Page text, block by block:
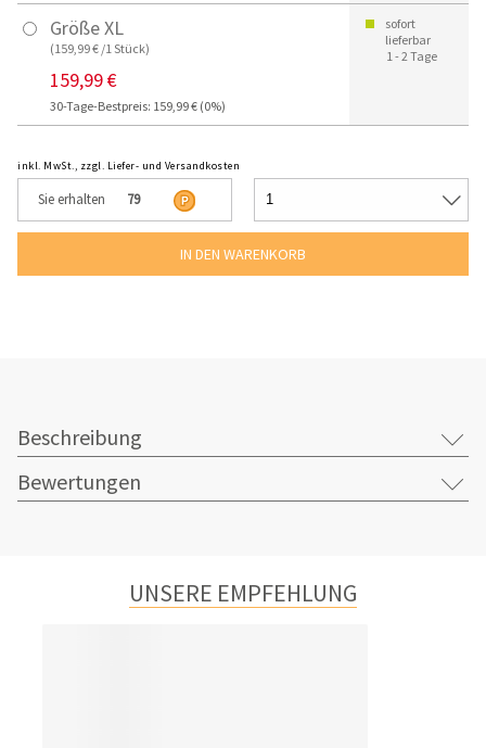
Größe XL
(159,99 € /1 Stück)
159,99 €
30-Tage-Bestpreis: 159,99 € (0%)
sofort
lieferbar
1 - 2 Tage
inkl. MwSt., zzgl. Liefer- und Versandkosten
Sie erhalten 79
Beschreibung
Bewertungen
UNSERE EMPFEHLUNG